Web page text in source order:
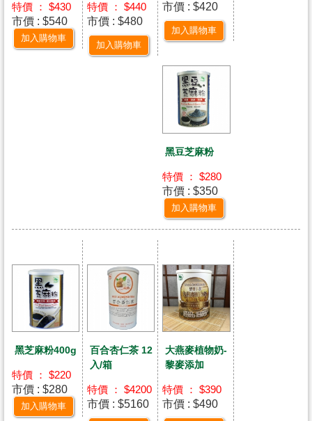
特價 ： $430
市價 : $540
加入購物車
特價 ： $440
市價 : $480
加入購物車
市價 : $420
加入購物車
黑豆芝麻粉
特價 ： $280
市價 : $350
加入購物車
黑芝麻粉400g
特價 ： $220
市價 : $280
加入購物車
百合杏仁茶 12
入/箱
特價 ： $4200
市價 : $5160
大燕麥植物奶-
黎麥添加
特價 ： $390
市價 : $490